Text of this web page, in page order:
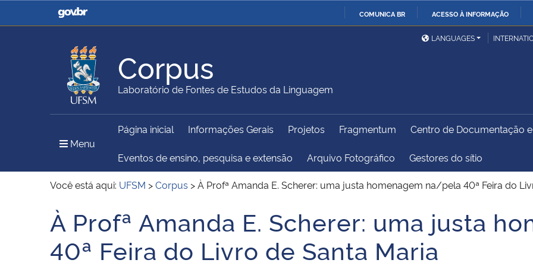
COMUNICA BR ACESSO À INFORMAÇÃO
Casa Civil
Ministério da Justiça e
Ministério da Defesa
Ministério das Relações
Exteriores
Ministério da Agricultura,
Pecuária e Abastecimento
Ministério da Educação
Ministério do Meio Ambiente Ministério do Turismo
Ministério do
Desenvolvimento Regional
União
Institucional
LANGUAGES
Corpus
Laboratório de Fontes de Estudos da Linguagem
Menu
Página inicial Informações Gerais Projetos Fragmentum Centro de Documentação
Eventos de ensino, pesquisa e extensão Arquivo Fotográfico Gestores do sítio
Você está aqui: UFSM >Corpus >À Profª Amanda E. Scherer: uma justa homenagem na/pela 40ª Feira do
Início do conteúdo
À Profª Amanda E. Scherer: uma justa
40ª Feira do Livro de Santa Maria